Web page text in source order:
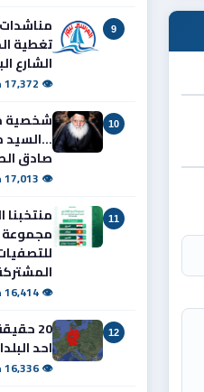
9
تغطية
الشارع
👁 17,372 مشاهدة
10
شخصية
صادق
👁 17,013 مشاهدة
11
👁 16,414 مشاهدة
12
20
احد
👁 16,336 مشاهدة